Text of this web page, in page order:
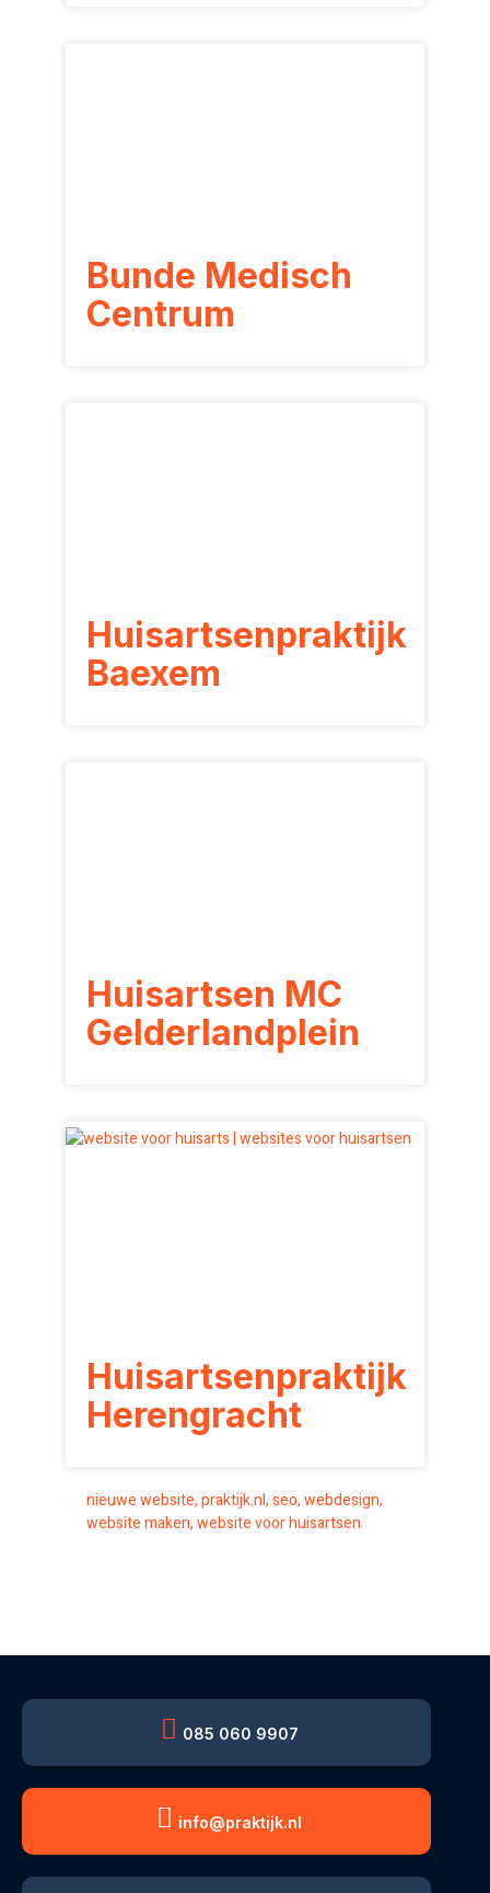
Bunde Medisch
Centrum
Huisartsenpraktijk
Baexem
Huisartsen MC
Gelderlandplein
Huisartsenpraktijk
Herengracht
nieuwe website,praktijk.nl,seo,webdesign,
website maken,website voor huisartsen
085 060 9907
info@praktijk.nl